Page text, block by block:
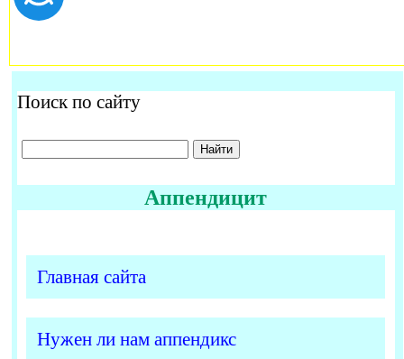
Поиск по сайту
Аппендицит
Главная сайта
Нужен ли нам аппендикс